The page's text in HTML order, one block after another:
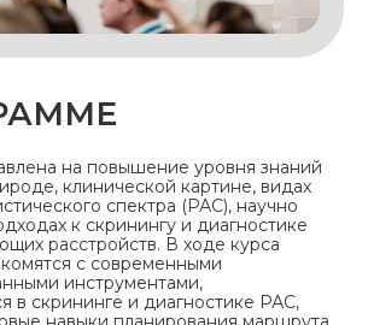
на повышение уровня знаний
клинической картине, видах
спектра (РАС), научно
к скринингу и диагностике
расстройств. В ходе курса
с современными
инструментами,
в скрининге и диагностике РАС,